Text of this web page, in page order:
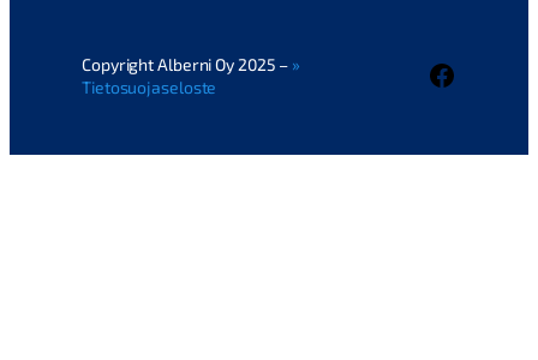
Copyright Alberni Oy 2025 –
Tietosuojaseloste